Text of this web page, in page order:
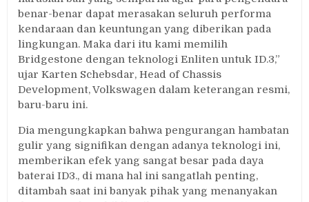
benar-benar dapat merasakan seluruh performa
kendaraan dan keuntungan yang diberikan pada
lingkungan. Maka dari itu kami memilih
Bridgestone dengan teknologi Enliten untuk ID.3,”
ujar Karten Schebsdar, Head of Chassis
Development, Volkswagen dalam keterangan resmi,
baru-baru ini.
Dia mengungkapkan bahwa pengurangan hambatan
gulir yang signifikan dengan adanya teknologi ini,
memberikan efek yang sangat besar pada daya
baterai ID3., di mana hal ini sangatlah penting,
ditambah saat ini banyak pihak yang menanyakan